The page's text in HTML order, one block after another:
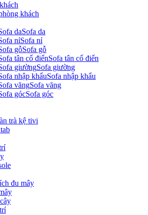
khách
Sofa da
Sofa nỉ
Sofa gỗ
Sofa tân cổ điển
Sofa giường
Sofa nhập khẩu
Sofa văng
Sofa góc
trà kệ tivi
đu mây